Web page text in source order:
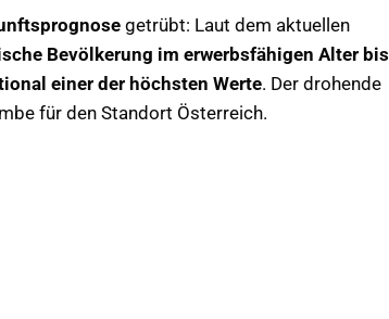
getrübt: Laut dem aktuellen
Bevölkerung im erwerbsfähigen Alter bis
einer der höchsten Werte. Der drohende
für den Standort Österreich.